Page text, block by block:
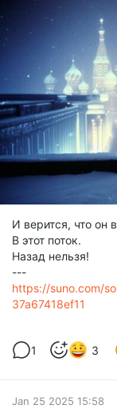
И верится, что он
В этот поток.
Назад нельзя!
---
https://suno.com/
37a67418ef11
1 3
Jan 25 2025 15:58